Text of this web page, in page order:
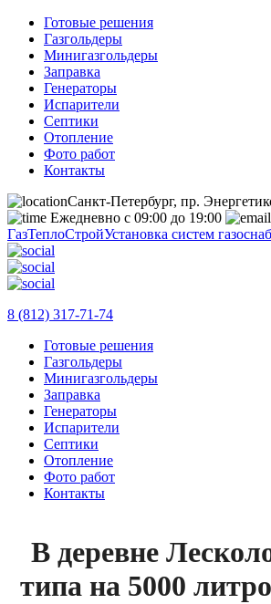
Готовые решения
Газгольдеры
Минигазгольдеры
Заправка
Генераторы
Испарители
Септики
Отопление
Фото работ
Контакты
Санкт-Петербург, пр.
Ежедневно с 09:00 до 19:00
ГазТеплоСтройУстановка систем
8 (812) 317-71-74
Готовые решения
Газгольдеры
Минигазгольдеры
Заправка
Генераторы
Испарители
Септики
Отопление
Фото работ
Контакты
В деревне
типа на 5000